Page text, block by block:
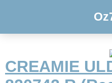
CREAMIE